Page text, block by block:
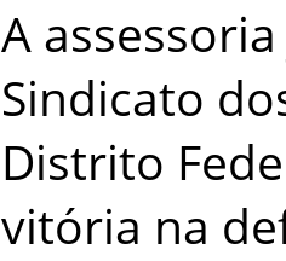
A
Sindicato
Distrito
vitória na